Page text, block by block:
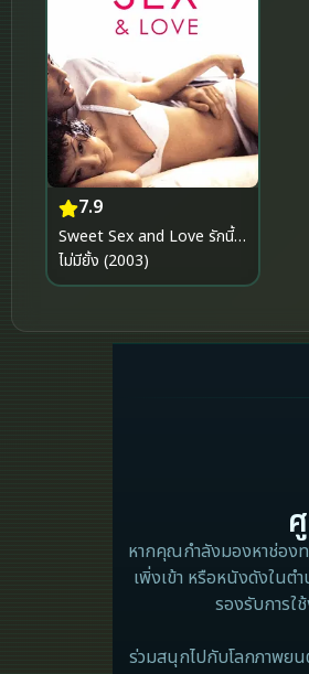
7.9
Sweet Sex and Love รักนี้…
ไม่มียั้ง (2003)
หากคุณกำลังมองหาช่อง
เพิ่งเข้า หรือหนังดังในต
รองรับการใ
ร่วมสนุกไปกับโลกภาพย